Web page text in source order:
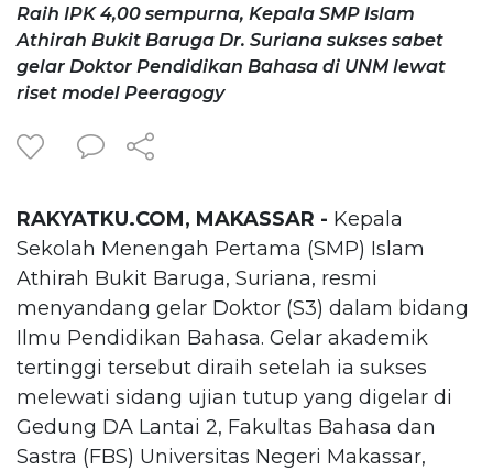
Raih IPK 4,00 sempurna, Kepala SMP Islam
Athirah Bukit Baruga Dr. Suriana sukses sabet
gelar Doktor Pendidikan Bahasa di UNM lewat
riset model Peeragogy
RAKYATKU.COM, MAKASSAR - Kepala
Sekolah Menengah Pertama (SMP) Islam
Athirah Bukit Baruga, Suriana, resmi
menyandang gelar Doktor (S3) dalam bidang
Ilmu Pendidikan Bahasa. Gelar akademik
tertinggi tersebut diraih setelah ia sukses
melewati sidang ujian tutup yang digelar di
Gedung DA Lantai 2, Fakultas Bahasa dan
Sastra (FBS) Universitas Negeri Makassar,